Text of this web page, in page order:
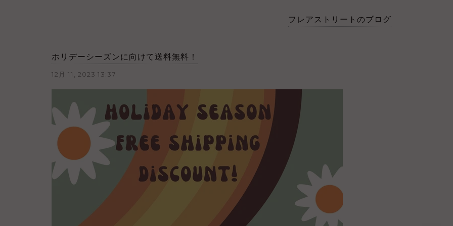
フレアストリートのブログ
ホリデーシーズンに向けて送料無料！
12月 11, 2023 13:37